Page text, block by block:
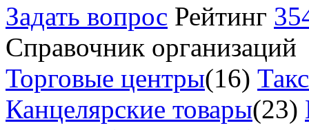
Задать вопрос Рейтинг
Справочник организаций
Торговые центры(16)
Канцелярские товары(23)